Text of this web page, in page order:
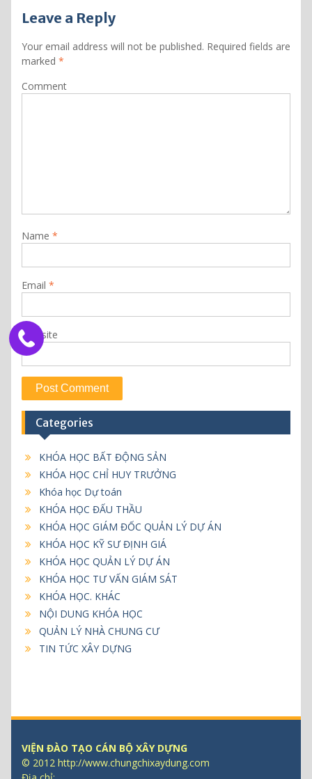
Leave a Reply
Your email address will not be published. Required fields are
marked *
Comment
Name *
Email *
Website
Categories
KHÓA HỌC BẤT ĐỘNG SẢN
KHÓA HỌC CHỈ HUY TRƯỞNG
Khóa học Dự toán
KHÓA HỌC ĐẤU THẦU
KHÓA HỌC GIÁM ĐỐC QUẢN LÝ DỰ ÁN
KHÓA HỌC KỸ SƯ ĐỊNH GIÁ
KHÓA HỌC QUẢN LÝ DỰ ÁN
KHÓA HỌC TƯ VẤN GIÁM SÁT
KHÓA HỌC. KHÁC
NỘI DUNG KHÓA HỌC
QUẢN LÝ NHÀ CHUNG CƯ
TIN TỨC XÂY DỰNG
VIỆN ĐÀO TẠO CÁN BỘ XÂY DỰNG
© 2012 http://www.chungchixaydung.com